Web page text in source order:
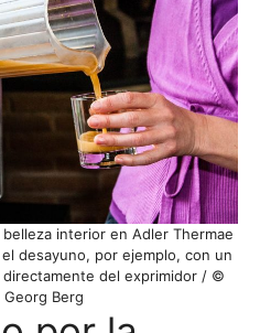
interior en Adler Thermae
desayuno, por ejemplo, con un
directamente del exprimidor / ©
Georg Berg